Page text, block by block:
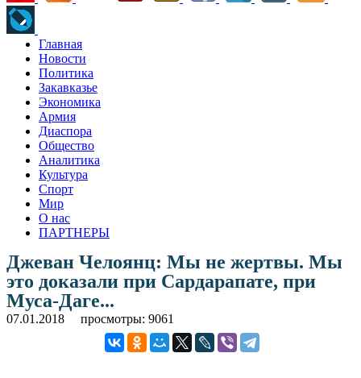
Главная
Новости
Политика
Закавказье
Экономика
Армия
Диаспора
Общество
Аналитика
Культура
Спорт
Мир
О нас
ПАРТНЕРЫ
Джеван Челоянц: Мы не жертвы. Мы
это доказали при Сардарапате, при
Муса-Даге...
07.01.2018 просмотры: 9061